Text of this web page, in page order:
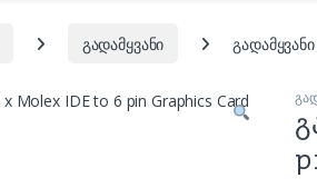
გადამყვანი